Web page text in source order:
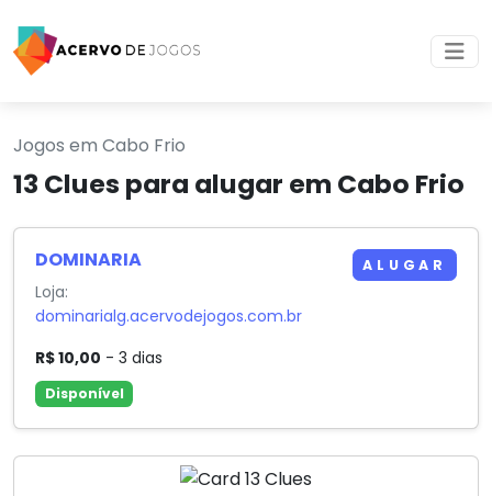
Jogos em Cabo Frio
13 Clues para alugar em Cabo Frio
DOMINARIA
Loja:
dominarialg.acervodejogos.com.br
R$ 10,00 - 3 dias
Disponível
ALUGAR